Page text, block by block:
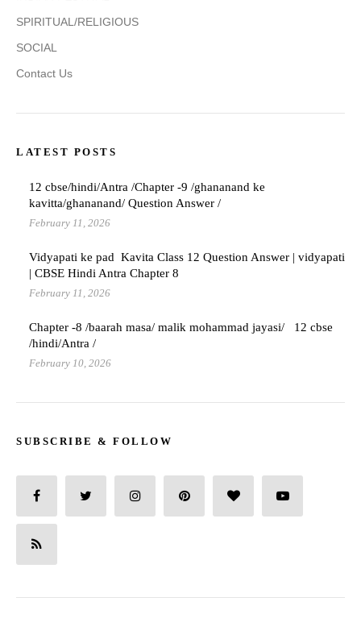
SPIRITUAL/RELIGIOUS
SOCIAL
Contact Us
LATEST POSTS
12 cbse/hindi/Antra /Chapter -9 /ghananand ke
kavitta/ghananand/ Question Answer /
February 11, 2026
Vidyapati ke pad Kavita Class 12 Question Answer | vidyapati
| CBSE Hindi Antra Chapter 8
February 11, 2026
Chapter -8 /baarah masa/ malik mohammad jayasi/ 12 cbse
/hindi/Antra /
February 10, 2026
SUBSCRIBE & FOLLOW